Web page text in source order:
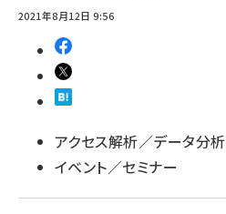
2021年8月12日 9:56
アクセス解析／データ分析
イベント／セミナー